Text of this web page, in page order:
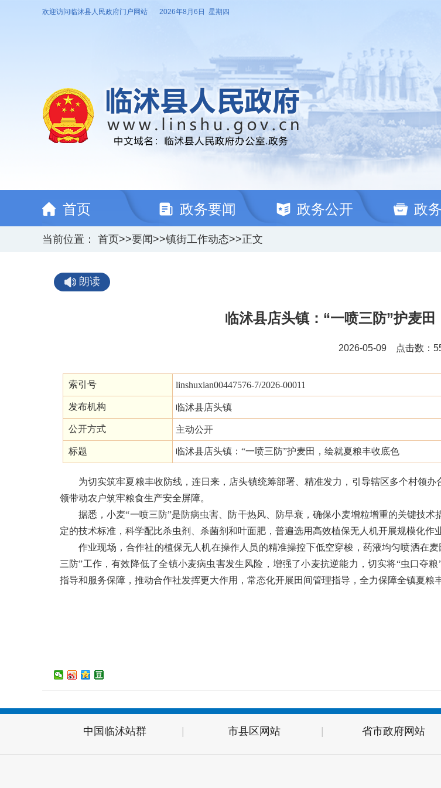
欢迎访问临沭县人民政府门户网站 2026年8月6日 星期四
首页 政务要闻 政务公开 政
当前位置： 首页>>要闻 >>镇街工作动态>>正文
朗读
临沭县店头镇：“一喷三防”护麦
2026-05-09 点击数：
索引号 linshuxian00447576-7/2026-00011
发布机构 临沭县店头镇
公开方式 主动公开
标题 临沭县店头镇：“一喷三防”护麦田，绘就夏粮丰收底色
为切实筑牢夏粮丰收防线，连日来，店头镇统筹部署、精准发力，引导辖区多个村领
领带动农户筑牢粮食生产安全屏障。
据悉，小麦“一喷三防”是防病虫害、防干热风、防早衰，确保小麦增粒增重的关键技
定的技术标准，科学配比杀虫剂、杀菌剂和叶面肥，普遍选用高效植保无人机开展规模化作业
作业现场，合作社的植保无人机在操作人员的精准操控下低空穿梭，药液均匀喷洒在
三防”工作，有效降低了全镇小麦病虫害发生风险，增强了小麦抗逆能力，切实将“虫口夺
指导和服务保障，推动合作社发挥更大作用，常态化开展田间管理指导，全力保障全镇夏粮
中国临沭站群 市县区网站 省市政府网站